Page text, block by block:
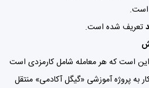
است.
تعریف شده است.
یکی از ویژگی‌های مهم GIGGLE این است که هر معامله شامل کارمزدی است
پروژه آموزشی «گیگل آکادمی» منتقل